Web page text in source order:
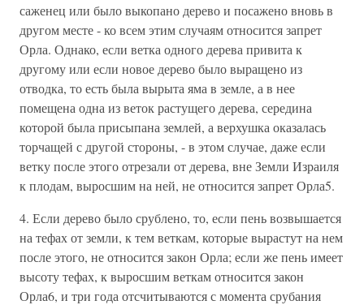
саженец или было выкопано дерево и посажено вновь в
другом месте - ко всем этим случаям относится запрет
Орла. Однако, если ветка одного дерева привита к
другому или если новое дерево было выращено из
отводка, то есть была вырыта яма в земле, а в нее
помещена одна из веток растущего дерева, середина
которой была присыпана землей, а верхушка оказалась
торчащей с другой стороны, - в этом случае, даже если
ветку после этого отрезали от дерева, вне Земли Израиля
к плодам, выросшим на ней, не относится запрет Орла5.
4. Если дерево было срублено, то, если пень возвышается
на тефах от земли, к тем веткам, которые вырастут на нем
после этого, не относится закон Орла; если же пень имеет
высоту тефах, к выросшим веткам относится закон
Орла6, и три года отсчитываются с момента срубания